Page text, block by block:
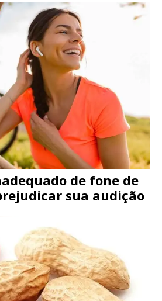
de fone de
sua audição